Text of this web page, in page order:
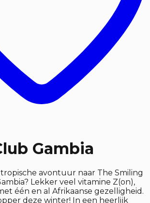
Gambia
avontuur naar The Smiling
Lekker veel vitamine Z(on),
één en al Afrikaanse gezelligheid.
deze winter! In een heerlijk